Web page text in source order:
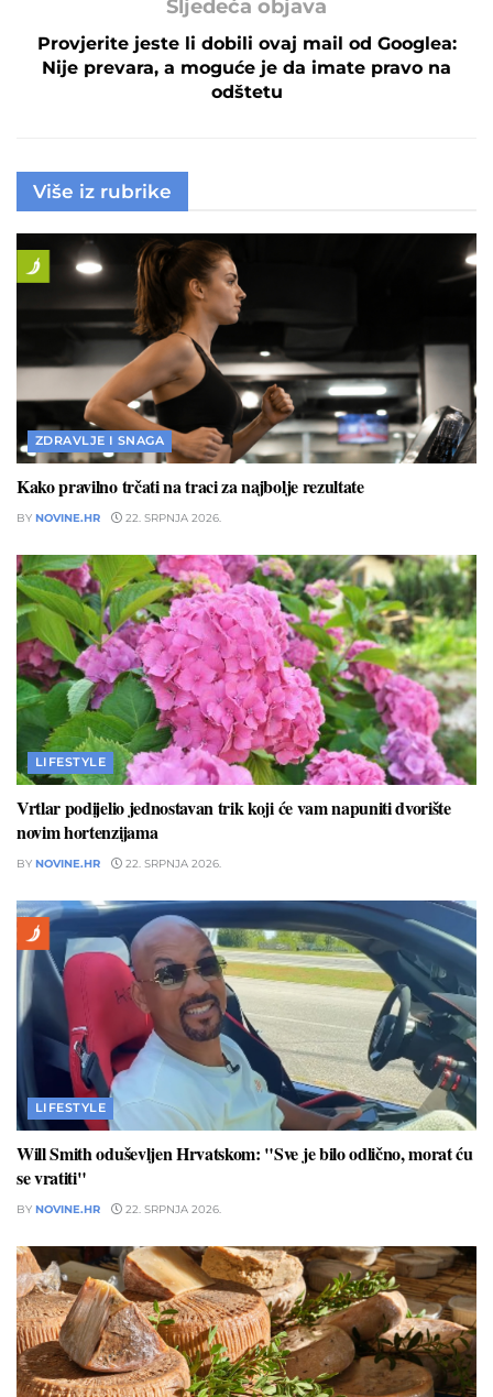
Sljedeća objava
Provjerite jeste li dobili ovaj mail od Googlea:
Nije prevara, a moguće je da imate pravo na
odštetu
Više iz rubrike
ZDRAVLJE I SNAGA
Kako pravilno trčati na traci za najbolje rezultate
BY NOVINE.HR 22. SRPNJA 2026.
LIFESTYLE
Vrtlar podijelio jednostavan trik koji će vam napuniti dvorište
novim hortenzijama
BY NOVINE.HR 22. SRPNJA 2026.
LIFESTYLE
Will Smith oduševljen Hrvatskom: "Sve je bilo odlično, morat ću
se vratiti"
BY NOVINE.HR 22. SRPNJA 2026.